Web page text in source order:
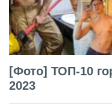
[Фото] ТОП-10
2023